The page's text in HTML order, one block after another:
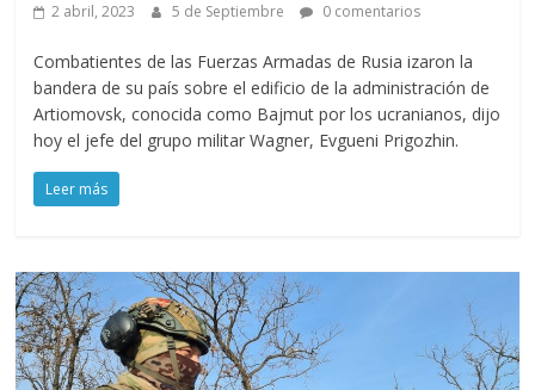
2 abril, 2023 5 de Septiembre 0 comentarios
Combatientes de las Fuerzas Armadas de Rusia izaron la
bandera de su país sobre el edificio de la administración de
Artiomovsk, conocida como Bajmut por los ucranianos, dijo
hoy el jefe del grupo militar Wagner, Evgueni Prigozhin.
Leer más